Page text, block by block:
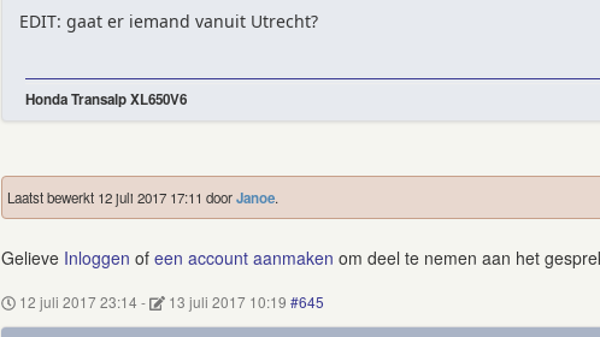
EDIT: gaat er iemand vanuit Utrecht?
Honda Transalp XL650V6
Laatst bewerkt 12 juli 2017 17:11 doorJanoe.
Gelieve Inloggen of een account aanmaken om deel te nemen aan het
12 juli 2017 23:14 - 13 juli 2017 10:19 #645